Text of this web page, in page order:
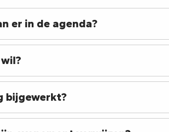
er in de agenda?
bijgewerkt?